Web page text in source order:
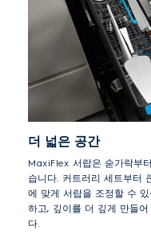
더 넓은 공간
MaxiFlex 서랍은 숟가락부
습니다. 커트러리 세트부터
에 맞게 서랍을 조정할 수
하고, 깊이를 더 깊게 만들
다.